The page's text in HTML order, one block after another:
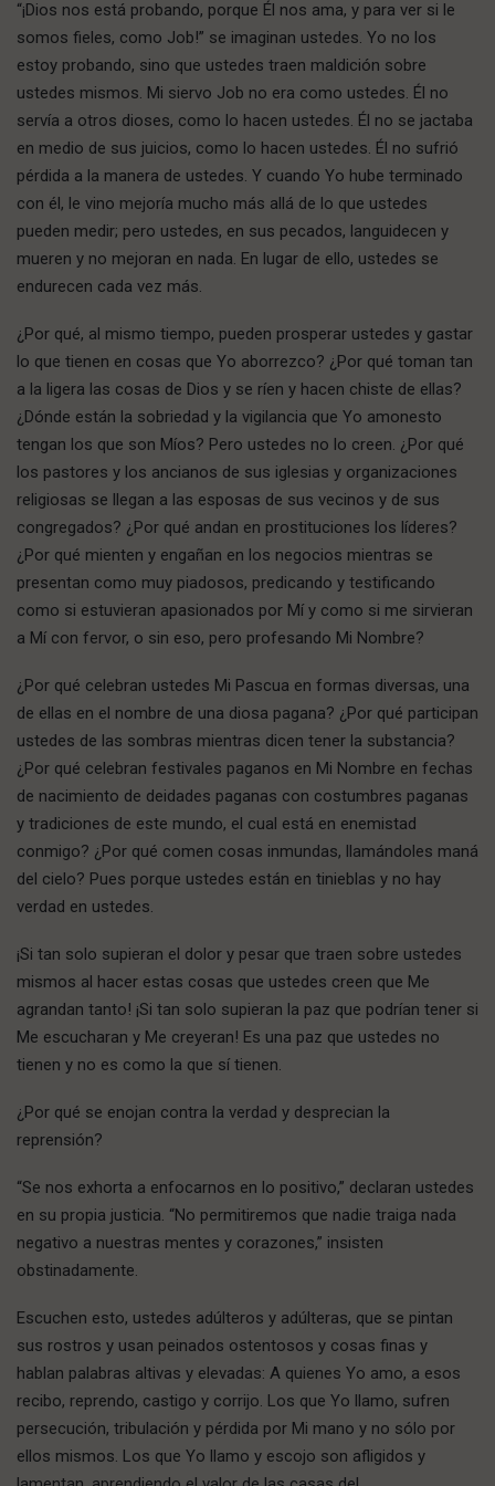
“¡Dios nos está probando, porque Él nos ama, y para ver si le
somos fieles, como Job!” se imaginan ustedes. Yo no los
estoy probando, sino que ustedes traen maldición sobre
ustedes mismos. Mi siervo Job no era como ustedes. Él no
servía a otros dioses, como lo hacen ustedes. Él no se jactaba
en medio de sus juicios, como lo hacen ustedes. Él no sufrió
pérdida a la manera de ustedes. Y cuando Yo hube terminado
con él, le vino mejoría mucho más allá de lo que ustedes
pueden medir; pero ustedes, en sus pecados, languidecen y
mueren y no mejoran en nada. En lugar de ello, ustedes se
endurecen cada vez más.
¿Por qué, al mismo tiempo, pueden prosperar ustedes y gastar
lo que tienen en cosas que Yo aborrezco? ¿Por qué toman tan
a la ligera las cosas de Dios y se ríen y hacen chiste de ellas?
¿Dónde están la sobriedad y la vigilancia que Yo amonesto
tengan los que son Míos? Pero ustedes no lo creen. ¿Por qué
los pastores y los ancianos de sus iglesias y organizaciones
religiosas se llegan a las esposas de sus vecinos y de sus
congregados? ¿Por qué andan en prostituciones los líderes?
¿Por qué mienten y engañan en los negocios mientras se
presentan como muy piadosos, predicando y testificando
como si estuvieran apasionados por Mí y como si me sirvieran
a Mí con fervor, o sin eso, pero profesando Mi Nombre?
¿Por qué celebran ustedes Mi Pascua en formas diversas, una
de ellas en el nombre de una diosa pagana? ¿Por qué participan
ustedes de las sombras mientras dicen tener la substancia?
¿Por qué celebran festivales paganos en Mi Nombre en fechas
de nacimiento de deidades paganas con costumbres paganas
y tradiciones de este mundo, el cual está en enemistad
conmigo? ¿Por qué comen cosas inmundas, llamándoles maná
del cielo? Pues porque ustedes están en tinieblas y no hay
verdad en ustedes.
¡Si tan solo supieran el dolor y pesar que traen sobre ustedes
mismos al hacer estas cosas que ustedes creen que Me
agrandan tanto! ¡Si tan solo supieran la paz que podrían tener si
Me escucharan y Me creyeran! Es una paz que ustedes no
tienen y no es como la que sí tienen.
¿Por qué se enojan contra la verdad y desprecian la
reprensión?
“Se nos exhorta a enfocarnos en lo positivo,” declaran ustedes
en su propia justicia. “No permitiremos que nadie traiga nada
negativo a nuestras mentes y corazones,” insisten
obstinadamente.
Escuchen esto, ustedes adúlteros y adúlteras, que se pintan
sus rostros y usan peinados ostentosos y cosas finas y
hablan palabras altivas y elevadas: A quienes Yo amo, a esos
recibo, reprendo, castigo y corrijo. Los que Yo llamo, sufren
persecución, tribulación y pérdida por Mi mano y no sólo por
ellos mismos. Los que Yo llamo y escojo son afligidos y